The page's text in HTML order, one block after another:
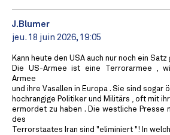
J.Blumer
jeu. 18 juin 2026, 19:05
Kann heute den USA auch nur noch ein
Die US-Armee ist eine Terrorarmee ,
Armee
und ihre Vasallen in Europa . Sie sind sogar
hochrangige Politiker und Militärs , oft mit
ermordet zu haben . Die westliche Presse
des
Terrorstaates Iran sind "eliminiert "! In